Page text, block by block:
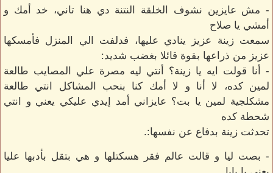
- مش عايزين نشوف الخلقة النتنة دي هنا تاني، خد أمك و
أمشي يا صلاح
سمعت زينة عزيز ينادي عليها، فدلفت الي المنزل فأمسكها
عزيز من ذراعها بقوة قائلا بغضب شديد:
- أنا قولت ايه يا زينة؟ أنتي ليه مصرة علي المصايب طالعة
لمين كده، لا أنا و لا أمك كنا بنحب المشاكل انتي طالعة
مشكلجية لمين يا بت؟ عايزاني أمد إيدي عليكي يعني و انتي
شحطة كده
تحدثت زينة بدفاع عن نفسها:.
- بصت ليا و قالت عالم فقر هسكتلها و هي بتقل بأدبها عليا